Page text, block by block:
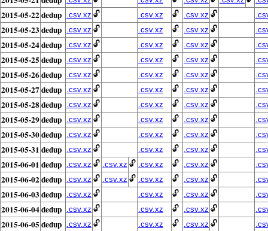
2015-05-22dedup .csv.xz 🔓 .csv.xz 🔓 .csv.xz 🔓
2015-05-23dedup .csv.xz 🔓 .csv.xz 🔓 .csv.xz 🔓
2015-05-24dedup .csv.xz 🔓 .csv.xz 🔓 .csv.xz 🔓
2015-05-25 dedup .csv.xz 🔓 .csv.xz 🔓 .csv.xz 🔓
2015-05-26dedup .csv.xz 🔓 .csv.xz 🔓 .csv.xz 🔓
2015-05-27dedup .csv.xz 🔓 .csv.xz 🔓 .csv.xz 🔓
2015-05-28dedup .csv.xz 🔓 .csv.xz 🔓 .csv.xz 🔓
2015-05-29dedup .csv.xz 🔓 .csv.xz 🔓 .csv.xz 🔓
2015-05-30dedup .csv.xz 🔓 .csv.xz 🔓 .csv.xz 🔓
2015-05-31 dedup .csv.xz 🔓 .csv.xz 🔓 .csv.xz 🔓
2015-06-01 dedup .csv.xz 🔓 .csv.xz 🔓 .csv.xz 🔓 .csv.xz 🔓
2015-06-02dedup .csv.xz 🔓 .csv.xz 🔓 .csv.xz 🔓 .csv.xz 🔓
2015-06-03dedup .csv.xz 🔓 .csv.xz 🔓 .csv.xz 🔓
2015-06-04dedup .csv.xz 🔓 .csv.xz 🔓 .csv.xz 🔓
2015-06-05 dedup .csv.xz 🔓 .csv.xz 🔓 .csv.xz 🔓